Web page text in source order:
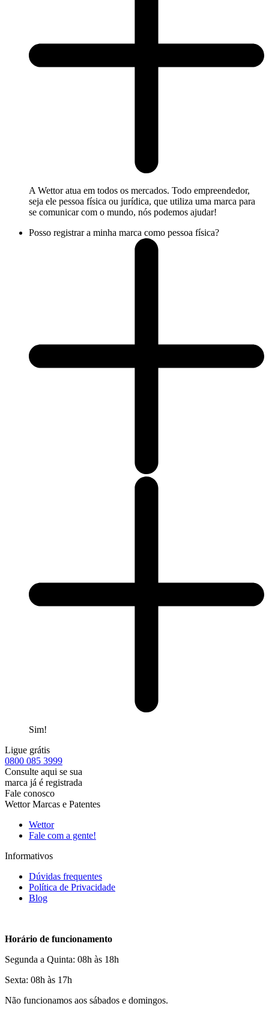
A Wettor atua em todos os mercados. Todo empreendedor,
seja ele pessoa física ou jurídica, que utiliza uma marca para
se comunicar com o mundo, nós podemos ajudar!
Posso registrar a minha marca como pessoa física?
Sim!
Ligue grátis
0800 085 3999
Consulte aqui se sua
marca já é registrada
Fale conosco
Wettor Marcas e Patentes
Wettor
Fale com a gente!
Informativos
Dúvidas frequentes
Política de Privacidade
Blog
Horário de funcionamento
Segunda a Quinta: 08h às 18h
Sexta: 08h às 17h
Não funcionamos aos sábados e domingos.